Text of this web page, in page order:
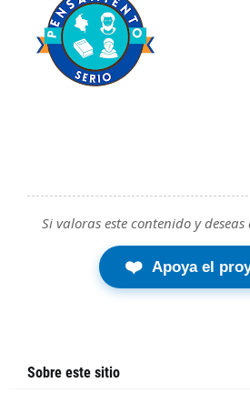
Si valoras este contenido y
❤️ Apoya el
Sobre este sitio